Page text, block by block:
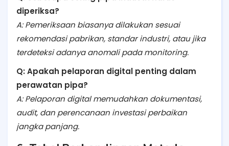
diperiksa?
A: Pemeriksaan biasanya dilakukan sesuai
rekomendasi pabrikan, standar industri, atau jika
terdeteksi adanya anomali pada monitoring.
Q: Apakah pelaporan digital penting dalam
perawatan pipa?
A: Pelaporan digital memudahkan dokumentasi,
audit, dan perencanaan investasi perbaikan
jangka panjang.